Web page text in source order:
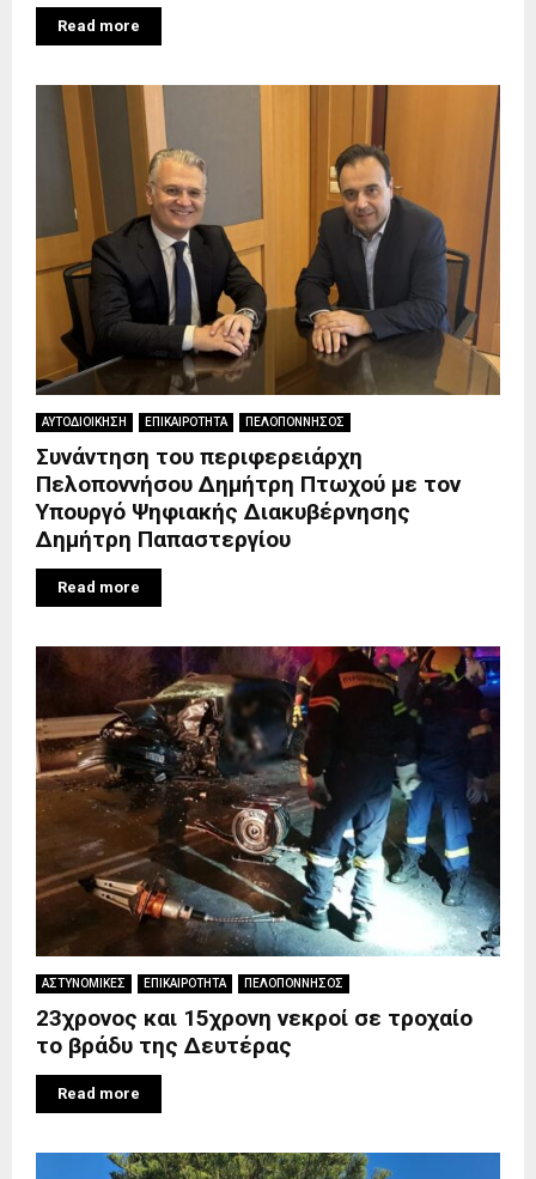
Read more
ΑΥΤΟΔΙΟΙΚΗΣΗ ΕΠΙΚΑΙΡΟΤΗΤΑ ΠΕΛΟΠΟΝΝΗΣΟΣ
Συνάντηση του περιφερειάρχη
Πελοποννήσου Δημήτρη Πτωχού με τον
Υπουργό Ψηφιακής Διακυβέρνησης
Δημήτρη Παπαστεργίου
Read more
ΑΣΤΥΝΟΜΙΚΕΣ ΕΠΙΚΑΙΡΟΤΗΤΑ ΠΕΛΟΠΟΝΝΗΣΟΣ
23χρονος και 15χρονη νεκροί σε τροχαίο
το βράδυ της Δευτέρας
Read more